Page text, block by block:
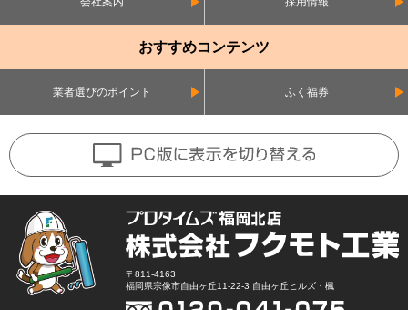
おすすめコンテンツ
業者選びのポイント ふく福券
〒811-4163
福岡県宗像市自由ヶ丘11-22-3 自由ヶ丘ヒルズ・楓